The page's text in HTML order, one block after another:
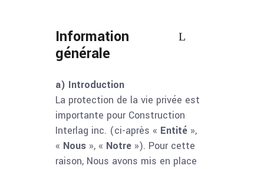
Information
générale
a) Introduction
La protection de la vie privée est
importante pour Construction
Interlag inc. (ci-après « Entité »,
« Nous », « Notre »). Pour cette
raison, Nous avons mis en place